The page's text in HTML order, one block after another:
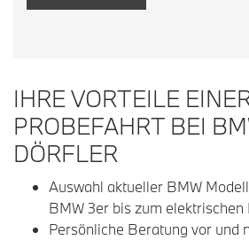
IHRE VORTEILE
PROBEFAHRT BEI
DÖRFLER
Auswahl aktueller BMW
BMW 3er bis zum elektrischen
Persönliche Beratung vor und